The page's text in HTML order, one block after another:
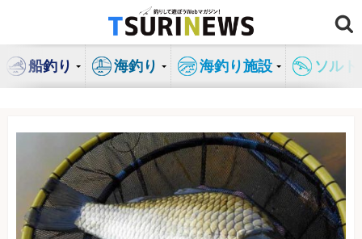
ン
船釣り 海釣り 海釣り施設 ソル